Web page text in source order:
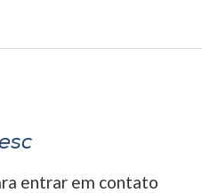
entrar em contato